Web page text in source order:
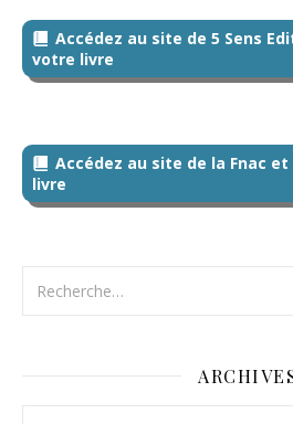
Accédez au site de 5 Sens
votre livre
Accédez au site de la Fnac
livre